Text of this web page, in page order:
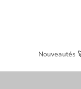
Nouveautés